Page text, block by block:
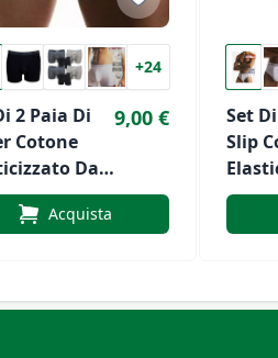
+24
2 Paia Di
Cotone
Da
Art. 2384
9,00 €
Acquista
Set
Slip